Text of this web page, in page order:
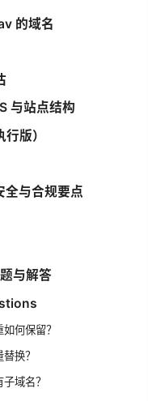
的域名
与站点结构
版）
全与合规要点
与解答
何保留？
换？
域名？